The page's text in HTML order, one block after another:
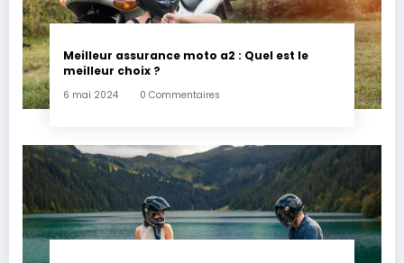
Meilleur assurance moto a2 : Quel est le
meilleur choix ?
6 mai 2024 0 Commentaires